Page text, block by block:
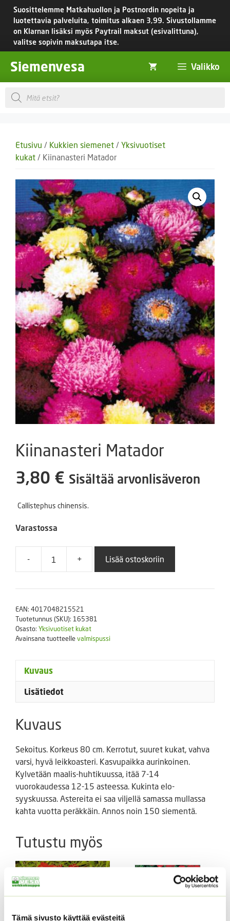
Tämä sivusto käyttää evästeitä
Siirry
sisältöön
Suosittelemme Matkahuollon ja Postnordin nopeita ja
luotettavia palveluita, toimitus alkaen 3,99. Sivustollamme
on Klarnan lisäksi myös Paytrail maksut (esivalittuna),
valitse sopivin maksutapa itse.
Siemenvesa Valikko
Products
search
Etusivu / Kukkien siemenet / Yksivuotiset
kukat / Kiinanasteri Matador
Kiinanasteri Matador
3,80 € Sisältää arvonlisäveron
Callistephus chinensis.
Varastossa
-
Kiinanasteri
määrä
+ Lisää ostoskoriin
EAN: 4017048215521
Tuotetunnus (SKU): 165381
Osasto: Yksivuotiset kukat
Avainsana tuotteellevalmispussi
Kuvaus
Lisätiedot
Kuvaus
Sekoitus. Korkeus 80 cm. Kerrotut, suuret kukat, vahva
varsi, hyvä leikkoasteri. Kasvupaikka aurinkoinen.
Kylvetään maalis-huhtikuussa, itää 7-14
vuorokaudessa 12-15 asteessa. Kukinta elo-
syyskuussa. Astereita ei saa viljellä samassa mullassa
kahta vuotta peräkkäin. Annos noin 150 siementä.
Tutustu myös